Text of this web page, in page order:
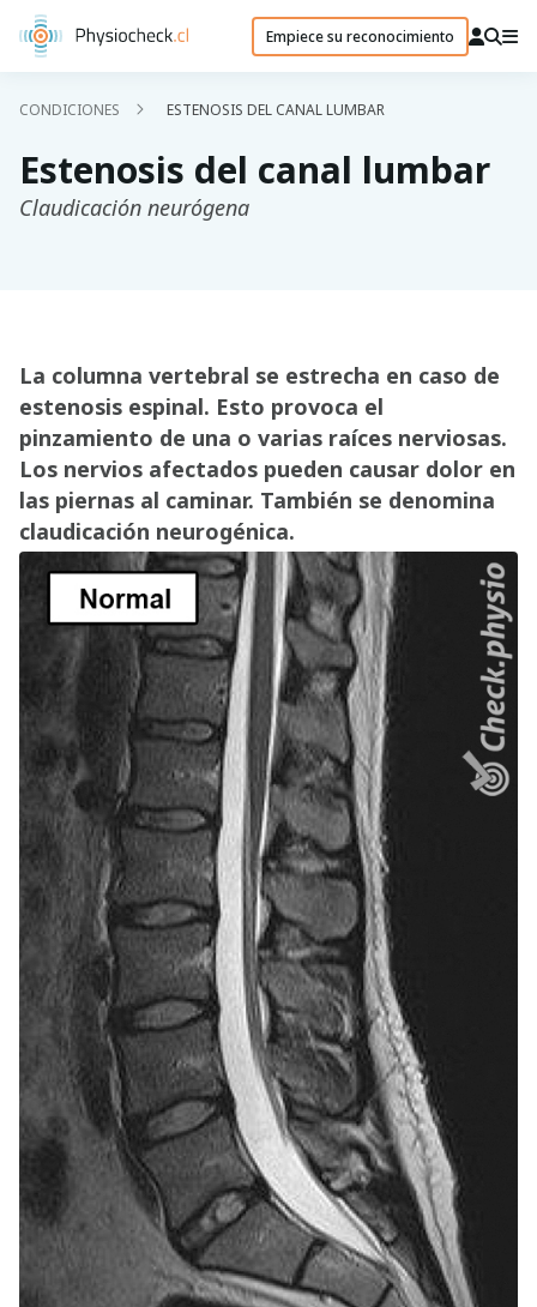
Empiece su reconocimiento
CONDICIONES ESTENOSIS DEL CANAL LUMBAR
Estenosis del canal lumbar
Claudicación neurógena
La columna vertebral se estrecha en caso de
estenosis espinal. Esto provoca el
pinzamiento de una o varias raíces nerviosas.
Los nervios afectados pueden causar dolor en
las piernas al caminar. También se denomina
claudicación neurogénica.